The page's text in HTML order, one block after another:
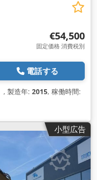
€54,500
固定価格 消費税別
電話する
, 製造年: 2015, 稼働時間:
小型広告